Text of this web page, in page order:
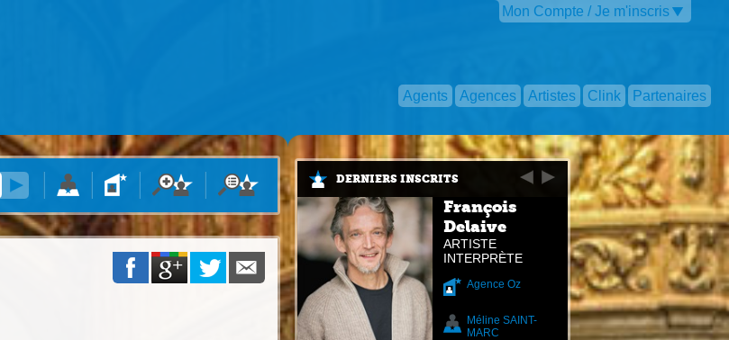
Mon Compte / Je m'inscris
Agents Agences Artistes Clink Partenaires
DERNIERS INSCRITS
François
Delaive
ARTISTE
INTERPRÈTE
Agence Oz
Méline SAINT-
MARC